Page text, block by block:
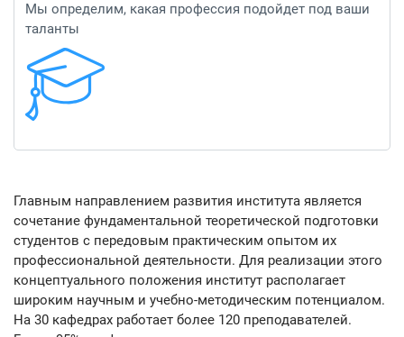
Мы определим, какая профессия подойдет под ваши
таланты
Главным направлением развития института является
сочетание фундаментальной теоретической подготовки
студентов с передовым практическим опытом их
профессиональной деятельности. Для реализации этого
концептуального положения институт располагает
широким научным и учебно-методическим потенциалом.
На 30 кафедрах работает более 120 преподавателей.